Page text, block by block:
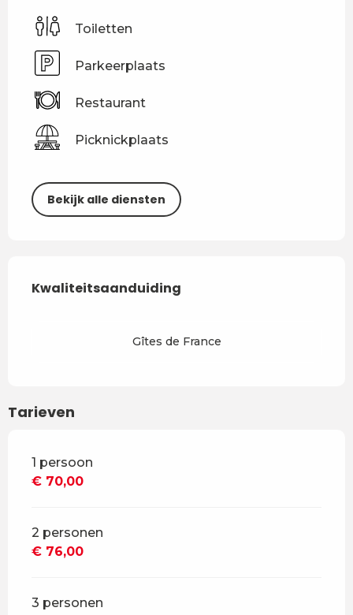
Toiletten
Parkeerplaats
Restaurant
Picknickplaats
Bekijk alle diensten
Kwaliteitsaanduiding
Kwaliteitsaanduiding
Gîtes de France
Tarieven
Tarieven 2026
1 persoon
€ 70,00
2 personen
€ 76,00
3 personen